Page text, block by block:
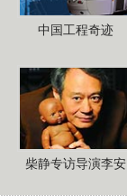
中国工程奇迹
柴静专访导演李安